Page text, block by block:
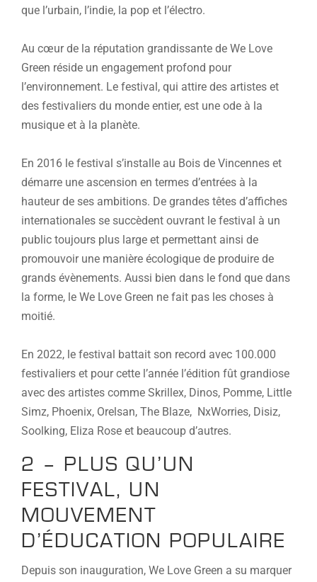
que l’urbain, l’indie, la pop et l’électro.
Au cœur de la réputation grandissante de We Love
Green réside un engagement profond pour
l’environnement. Le festival, qui attire des artistes et
des festivaliers du monde entier, est une ode à la
musique et à la planète.
En 2016 le festival s’installe au Bois de Vincennes et
démarre une ascension en termes d’entrées à la
hauteur de ses ambitions. De grandes têtes d’affiches
internationales se succèdent ouvrant le festival à un
public toujours plus large et permettant ainsi de
promouvoir une manière écologique de produire de
grands évènements. Aussi bien dans le fond que dans
la forme, le We Love Green ne fait pas les choses à
moitié.
En 2022, le festival battait son record avec 100.000
festivaliers et pour cette l’année l’édition fût grandiose
avec des artistes comme Skrillex, Dinos, Pomme, Little
Simz, Phoenix, Orelsan, The Blaze, NxWorries, Disiz,
Soolking, Eliza Rose et beaucoup d’autres.
2 – PLUS QU’UN
FESTIVAL, UN
MOUVEMENT
D’ÉDUCATION POPULAIRE
Depuis son inauguration, We Love Green a su marquer